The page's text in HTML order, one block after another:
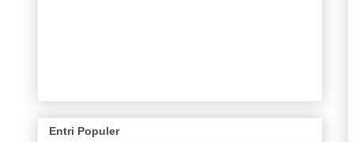
Entri Populer